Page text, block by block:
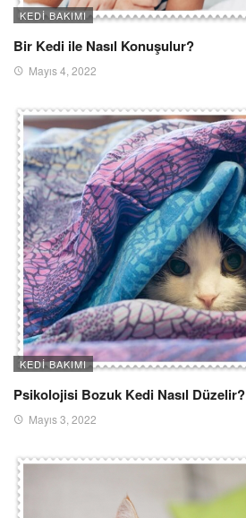
KEDI BAKIMI
Bir Kedi ile Nasıl Konuşulur?
Mayıs 4, 2022
KEDI BAKIMI
Psikolojisi Bozuk Kedi Nasıl Düzelir?
Mayıs 3, 2022